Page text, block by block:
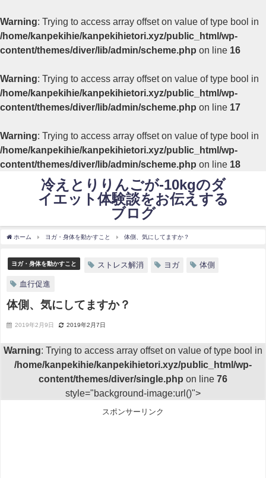
Warning: Trying to access array offset on value of type bool in
/home/kanpekihie/kanpekihietori.xyz/public_html/wp-
content/themes/diver/lib/admin/scheme.php on line 16
Warning: Trying to access array offset on value of type bool in
/home/kanpekihie/kanpekihietori.xyz/public_html/wp-
content/themes/diver/lib/admin/scheme.php on line 17
Warning: Trying to access array offset on value of type bool in
/home/kanpekihie/kanpekihietori.xyz/public_html/wp-
content/themes/diver/lib/admin/scheme.php on line 18
冷えとりりんごが-10kgのダ
イエット体験談をお伝えする
ブログ
ホーム ヨガ・身体を動かすこと 体側、気にしてますか？
ヨガ・身体を動かすこと ストレス解消 ヨガ 体側
血行促進
体側、気にしてますか？
2019年2月9日 2019年2月7日
Warning: Trying to access array offset on value of type bool in
/home/kanpekihie/kanpekihietori.xyz/public_html/wp-
content/themes/diver/single.php on line 76
style="background-image:url()">
スポンサーリンク